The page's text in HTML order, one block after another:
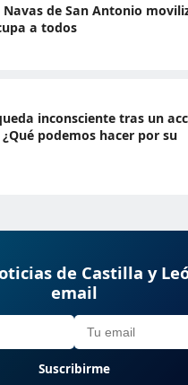
de San Antonio
a todos
inconsciente tras un
podemos hacer por su
de Castilla y
email
Suscribirme